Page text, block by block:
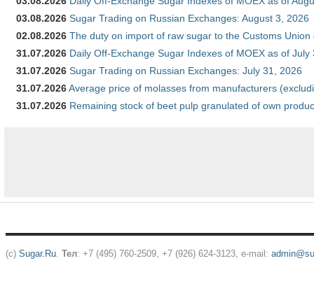
03.08.2026 Sugar Trading on Russian Exchanges: August 3, 2026
02.08.2026 The duty on import of raw sugar to the Customs
31.07.2026 Daily Off-Exchange Sugar Indexes of MOEX as of July
31.07.2026 Sugar Trading on Russian Exchanges: July 31, 2026
31.07.2026Average price of molasses from manufacturers
31.07.2026 Remaining stock of beet pulp granulated of own
(c) Sugar.Ru. Тел: +7 (495) 760-2509, +7 (926) 624-3123, e-mail: